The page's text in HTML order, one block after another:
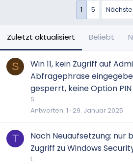
1 5 Nächste
Zuletzt aktualisiert Beliebt
S
Win 11, kein Zugriff auf
Abfragephrase
gesperrt, keine Option
S.
Antworten 1 29. Januar 2025
T
Nach Neuaufsetzung: nur
Zugriff zu Windows
t.